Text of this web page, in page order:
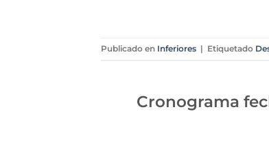
Publicado en Inferiores Etiquetado
Cronograma